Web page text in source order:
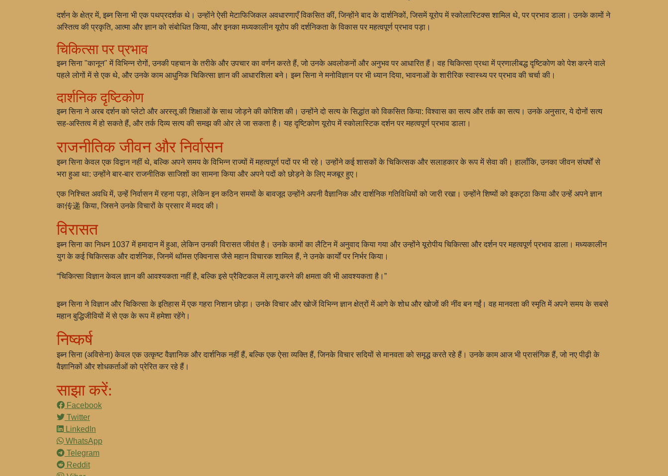
दर्शन के क्षेत्र में, इब्न सिना भी एक पथप्रदर्शक थे। उन्होंने ऐसी मेटाफिजिकल अवधारणाएँ विकसित कीं, जिन्होंने बाद के दार्शनिकों, जिसमें यूरोप में स्कोलास्टिक्स शामिल थे, पर प्रभाव डाला। उनके कामों ने
अस्तित्व की प्रकृति, आत्मा और ज्ञान को संबोधित किया, और इनका मध्यकालीन यूरोप की दर्शनिकता के विकास पर महत्वपूर्ण प्रभाव पड़ा।
चिकित्सा पर प्रभाव
इब्न सिना "कानून" में विभिन्न रोगों, उनकी पहचान के तरीके और उपचार का वर्णन करते हैं, जो उनके अवलोकनों और अनुभव पर आधारित हैं। वह चिकित्सा प्रथा में प्रणालीबद्ध दृष्टिकोण को पेश करने वाले
पहले लोगों में से एक थे, और उनके काम आधुनिक चिकित्सा ज्ञान की आधारशिला बने। इब्न सिना ने मनोविज्ञान पर भी ध्यान दिया, भावनाओं के शारीरिक स्वास्थ्य पर प्रभाव की चर्चा की।
दार्शनिक दृष्टिकोण
इब्न सिना ने अरब दर्शन को प्लेटो और अरस्तू की शिक्षाओं के साथ जोड़ने की कोशिश की। उन्होंने दो सत्य के सिद्धांत को विकसित किया: विश्वास का सत्य और तर्क का सत्य। उनके अनुसार, ये दोनों सत्य
सह-अस्तित्व में हो सकते हैं, और तर्क दिव्य सत्य की समझ की ओर ले जा सकता है। यह दृष्टिकोण यूरोप में स्कोलास्टिक दर्शन पर महत्वपूर्ण प्रभाव डाला।
राजनीतिक जीवन और निर्वासन
इब्न सिना केवल एक विद्वान नहीं थे, बल्कि अपने समय के विभिन्न राज्यों में महत्वपूर्ण पदों पर भी रहे। उन्होंने कई शासकों के चिकित्सक और सलाहकार के रूप में सेवा की। हालाँकि, उनका जीवन संघर्षों से
भरा हुआ था: उन्होंने बार-बार राजनीतिक साजिशों का सामना किया और अपने पदों को छोड़ने के लिए मजबूर हुए।
एक निश्चित अवधि में, उन्हें निर्वासन में रहना पड़ा, लेकिन इन कठिन समयों के बावजूद उन्होंने अपनी वैज्ञानिक और दार्शनिक गतिविधियों को जारी रखा। उन्होंने शिष्यों को इकट्ठा किया और उन्हें अपने ज्ञान
का传递 किया, जिसने उनके विचारों के प्रसार में मदद की।
विरासत
इब्न सिना का निधन 1037 में हमादान में हुआ, लेकिन उनकी विरासत जीवंत है। उनके कामों का लैटिन में अनुवाद किया गया और उन्होंने यूरोपीय चिकित्सा और दर्शन पर महत्वपूर्ण प्रभाव डाला। मध्यकालीन
युग के कई चिकित्सक और दार्शनिक, जिनमें थॉमस एक्विनास जैसे महान विचारक शामिल हैं, ने उनके कार्यों पर निर्भर किया।
“चिकित्सा विज्ञान केवल ज्ञान की आवश्यकता नहीं है, बल्कि इसे प्रैक्टिकल में लागू करने की क्षमता की भी आवश्यकता है।”
इब्न सिना ने विज्ञान और चिकित्सा के इतिहास में एक गहरा निशान छोड़ा। उनके विचार और खोजें विभिन्न ज्ञान क्षेत्रों में आगे के शोध और खोजों की नींव बन गईं। वह मानवता की स्मृति में अपने समय के सबसे
महान बुद्धिजीवियों में से एक के रूप में हमेशा रहेंगे।
निष्कर्ष
इब्न सिना (अविसेना) केवल एक उत्कृष्ट वैज्ञानिक और दार्शनिक नहीं हैं, बल्कि एक ऐसा व्यक्ति हैं, जिनके विचार सदियों से मानवता को समृद्ध करते रहे हैं। उनके काम आज भी प्रासंगिक हैं, जो नए पीढ़ी के
वैज्ञानिकों और शोधकर्ताओं को प्रेरित कर रहे हैं।
साझा करें:
Facebook
Twitter
LinkedIn
WhatsApp
Telegram
Reddit